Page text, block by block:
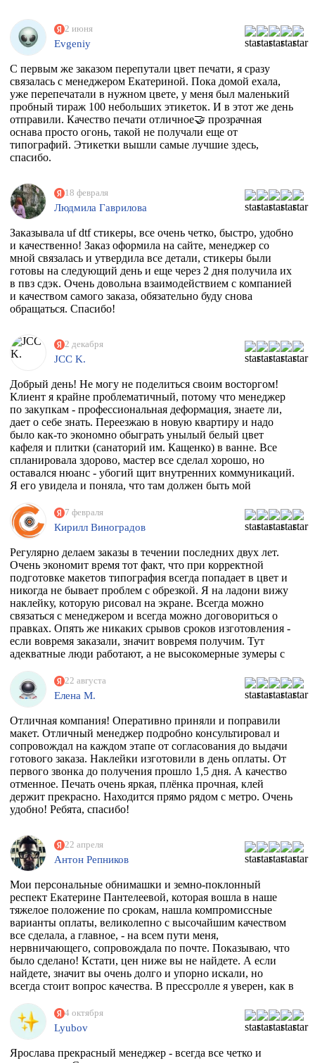
2 июня
Evgeniy
С первым же заказом перепутали цвет печати, я сразу
связалась с менеджером Екатериной. Пока домой ехала,
уже перепечатали в нужном цвете, у меня был маленький
пробный тираж 100 небольших этикеток. И в этот же день
отправили. Качество печати отличное🤝 прозрачная
оснава просто огонь, такой не получали еще от
типографий. Этикетки вышли самые лучшие здесь,
спасибо.
18 февраля
Людмила Гаврилова
Заказывала uf dtf стикеры, все очень четко, быстро, удобно
и качественно! Заказ оформила на сайте, менеджер со
мной связалась и утвердила все детали, стикеры были
готовы на следующий день и еще через 2 дня получила их
в пвз сдэк. Очень довольна взаимодействием с компанией
и качеством самого заказа, обязательно буду снова
обращаться. Спасибо!
2 декабря
JCC K.
Добрый день! Не могу не поделиться своим восторгом!
Клиент я крайне проблематичный, потому что менеджер
по закупкам - профессиональная деформация, знаете ли,
дает о себе знать. Переезжаю в новую квартиру и надо
было как-то экономно обыграть унылый белый цвет
кафеля и плитки (санаторий им. Кащенко) в ванне. Все
спланировала здорово, мастер все сделал хорошо, но
оставался нюанс - убогий щит внутренних коммуникаций.
Я его увидела и поняла, что там должен быть мой
фирму, которая может это сделать. Разумеется их нет, в
моем случае, потому что наклейка должна была быть
водостойкая, под мой размер и еще по моему макету,
учитывая, что типографии не работают поштучно))
Перерыла весь инет, разговаривала даже с фирмой из
Ростова, как говорится "и там послали". И тут наткнулась
на эту организацию! Знала, что 100% откажут, но
надежда, как говорится, живее всех живых. Заказ
приняли, менеджер Ярослава всегда была на связи и
отвечала на все вопросы, напечатали наклейку за сутки
после получения макета. Мой визит в типографию
отдельная история - абсолютно потрясающая атмосфера и
люди!!!! Позитив сквозит даже от станков!
РЕКОМЕНДУЮ ВСЕМИ ФИБРАМИ ДУШИ!
7 февраля
Кирилл Виноградов
Регулярно делаем заказы в течении последних двух лет.
Очень экономит время тот факт, что при корректной
подготовке макетов типография всегда попадает в цвет и
никогда не бывает проблем с обрезкой. Я на ладони вижу
наклейку, которую рисовал на экране. Всегда можно
связаться с менеджером и всегда можно договориться о
правках. Опять же никаких срывов сроков изготовления -
если вовремя заказали, значит вовремя получим. Тут
адекватные люди работают, а не высокомерные зумеры с
22 августа
Елена М.
Отличная компания! Оперативно приняли и поправили
макет. Отличный менеджер подробно консультировал и
сопровождал на каждом этапе от согласования до выдачи
готового заказа. Наклейки изготовили в день оплаты. От
первого звонка до получения прошло 1,5 дня. А качество
отменное. Печать очень яркая, плёнка прочная, клей
держит прекрасно. Находится прямо рядом с метро. Очень
удобно! Ребята, спасибо!
22 апреля
Антон Репников
Мои персональные обнимашки и земно-поклонный
респект Екатерине Пантелеевой, которая вошла в наше
тяжелое положение по срокам, нашла компромиссные
варианты оплаты, великолепно с высочайшим качеством
все сделала, а главное, - на всем пути меня,
нервничающего, сопровождала по почте. Показываю, что
было сделано! Кстати, цен ниже вы не найдете. А если
найдете, значит вы очень долго и упорно искали, но
всегда стоит вопрос качества. В прессролле я уверен, как в
4 октября
Lyubov
Ярослава прекрасный менеджер - всегда все четко и